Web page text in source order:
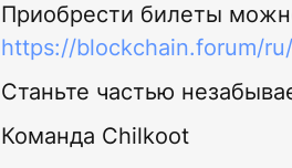
Приобрести билеты
https://blockchain.forum/ru/
Станьте частью
Команда Chilkoot